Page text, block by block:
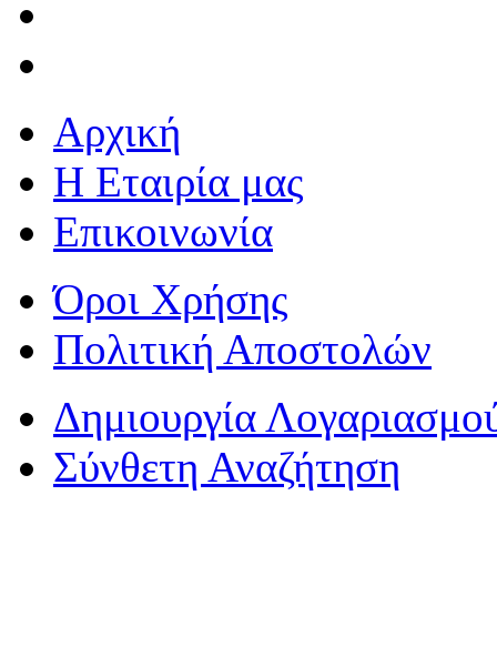
Αρχική
Η Εταιρία μας
Επικοινωνία
Όροι Χρήσης
Πολιτική Αποστολών
Δημιουργία
Σύνθετη Αναζήτηση